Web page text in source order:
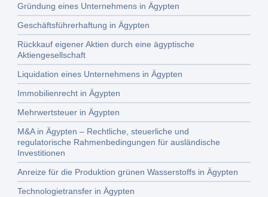
Gründung eines Unternehmens in Ägypten
Geschäftsführerhaftung in Ägypten
Rückkauf eigener Aktien durch eine ägyptische
Aktiengesellschaft
Liquidation eines Unternehmens in Ägypten
Immobilienrecht in Ägypten
Mehrwertsteuer in Ägypten
M&A in Ägypten – Rechtliche, steuerliche und
regulatorische Rahmenbedingungen für ausländische
Investitionen
Anreize für die Produktion grünen Wasserstoffs in Ägypten
Technologietransfer in Ägypten